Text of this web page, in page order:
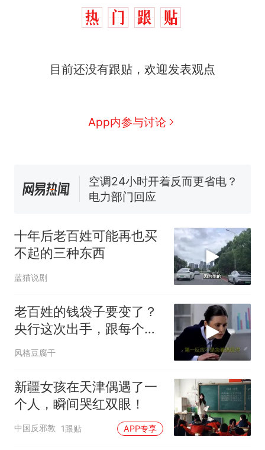
目前还没有跟贴，欢迎发表观点
App内参与讨论
全部作废，公平么？
国大使骑行绕了几乎整个国境
线一圈，还曾两次到中国寻根
搬家报价570元，搬到楼下交
5060元才肯搬上楼！女子傻眼
空调24小时开着反而更省电？
电力部门回应
试前13名均遭淘汰？教育局：
已叫停招聘，成立调查组全面
核查
热 十多万人报名的考试，成绩
全部作废，公平么？
十年后老百姓可能再也买
不起的三种东西
蓝猫说剧
老百姓的钱袋子要变了？
央行这次出手，跟每个人
有关
风格豆腐干
新疆女孩在天津偶遇了一
个人，瞬间哭红双眼！
中国反邪教 1跟贴 APP专享